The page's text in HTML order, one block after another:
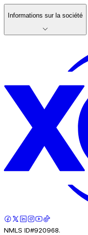
Informations sur la société
NMLS ID#920968.